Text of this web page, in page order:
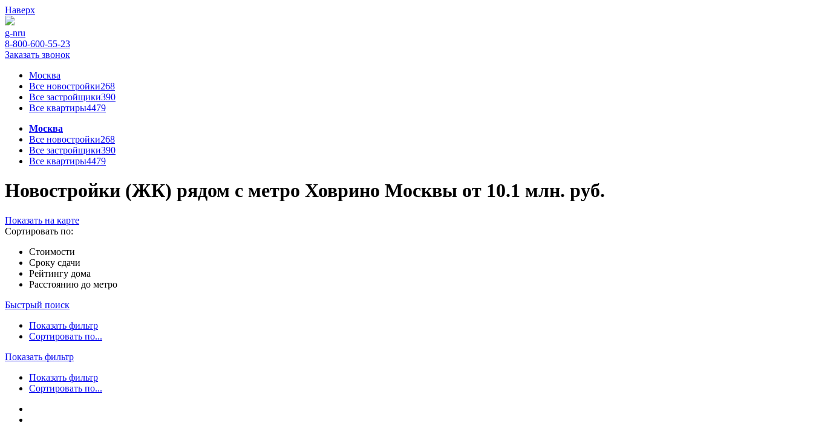
Наверх
g-nru
8-800-600-55-23
Заказать звонок
Москва
Все новостройки268
Все застройщики390
Все квартиры4479
Москва
Все новостройки268
Все застройщики390
Все квартиры4479
Новостройки (ЖК) рядом с метро Ховрино Москвы от 10.1 млн. руб.
Показать на карте
Сортировать по:
Стоимости
Сроку сдачи
Рейтингу дома
Расстоянию до метро
Быстрый поиск
Показать фильтр
Сортировать по...
Показать фильтр
Показать фильтр
Сортировать по...